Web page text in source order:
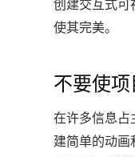
创建交互式可
使其完美。
不要使
在许多信息占
建简单的动画